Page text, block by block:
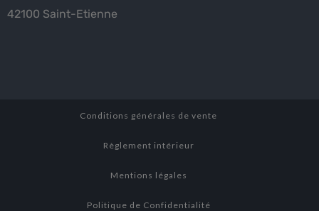
42100 Saint-Etienne
Conditions générales de vente
Règlement intérieur
Mentions légales
Politique de Confidentialité